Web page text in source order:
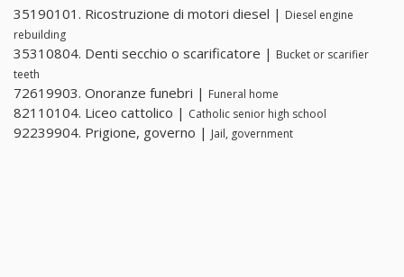
35190101. Ricostruzione di motori diesel | Diesel engine
rebuilding
35310804. Denti secchio o scarificatore | Bucket or scarifier
teeth
72619903. Onoranze funebri | Funeral home
82110104. Liceo cattolico | Catholic senior high school
92239904. Prigione, governo | Jail, government